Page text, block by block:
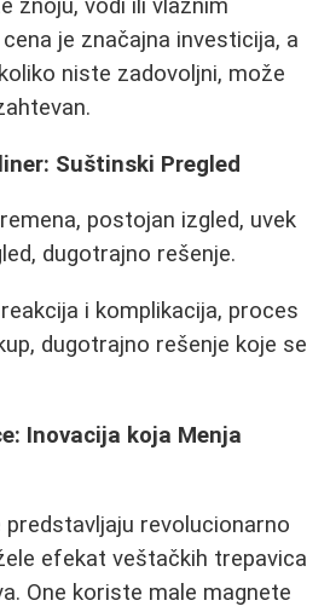
znoju, vodi ili vlažnim
je značajna investicija, a
niste zadovoljni, može
Suštinski Pregled
postojan izgled, uvek
dugotrajno rešenje.
i komplikacija, proces
dugotrajno rešenje koje se
Inovacija koja Menja
revolucionarno
efekat veštačkih trepavica
One koriste male magnete